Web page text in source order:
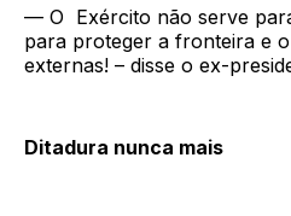
— O Exército não serve
para proteger a fronteira e
externas! – disse o ex-
Ditadura nunca mais